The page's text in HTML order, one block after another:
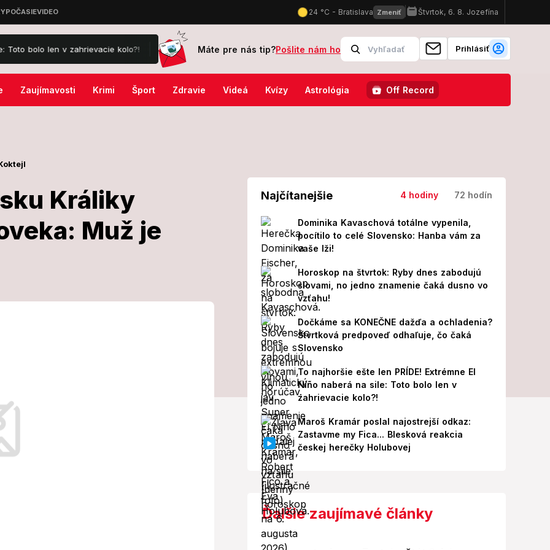
len v zahrievacie kolo?! VIDEO Manželka trénera Růžičku v Turecku neverila vlastným očiam: Deodorant za TOĽKO?! Žijem si na
Máte pre nás tip?Pošlite nám ho Prihlásiť
Zaujímavosti Krimi Šport Zdravie Videá Kvízy Astrológia Off Record
Králiky
Muž je
medveď
Najčítanejšie 4 hodiny 72 hodín
Dominika Kavaschová totálne vypenila,
pocítilo to celé Slovensko: Hanba vám za
vaše lži!
Horoskop na štvrtok: Ryby dnes zabodujú
slovami, no jedno znamenie čaká dusno vo
vzťahu!
Dočkáme sa KONEČNE dažďa a ochladenia?
Štvrtková predpoveď odhaľuje, čo čaká
Slovensko
To najhoršie ešte len PRÍDE! Extrémne El
Niño naberá na sile: Toto bolo len v
zahrievacie kolo?!
Maroš Kramár poslal najostrejší odkaz:
Zastavme my Fica... Blesková reakcia
českej herečky Holubovej
Ďalšie zaujímavé články